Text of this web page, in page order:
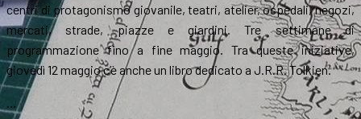
centri di protagonismo giovanile, teatri, atelier, ospedali, negozi,
mercati, strade, piazze e giardini. Tre settimane di
programmazione fino a fine maggio. Tra queste iniziative,
giovedì 12 maggio c’è anche un libro dedicato a J.R.R. Tolkien.
…